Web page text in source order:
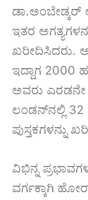
ಡಾ.ಅಂಬೇಡ್ಕರ್
ಇತರ
ಖರೀದಿಸಿದರು.
ಇದ್ದಾಗ 2000
ಅವರು
ಲಂಡನ್‌ನಲ್ಲಿ 32
ಪುಸ್ತಕಗಳನ್ನು
ವಿಭಿನ್ನ
ವರ್ಗಕ್ಕಾಗಿ